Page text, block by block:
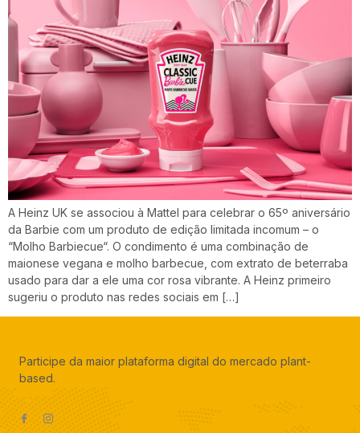
A Heinz UK se associou à Mattel para celebrar o 65º aniversário
da Barbie com um produto de edição limitada incomum – o
“Molho Barbiecue“. O condimento é uma combinação de
maionese vegana e molho barbecue, com extrato de beterraba
usado para dar a ele uma cor rosa vibrante. A Heinz primeiro
sugeriu o produto nas redes sociais em […]
Participe da maior plataforma digital do mercado plant-
based.